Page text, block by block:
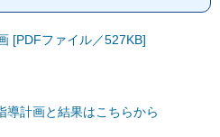
[PDFファイル／527KB]
導計画と結果はこちらから